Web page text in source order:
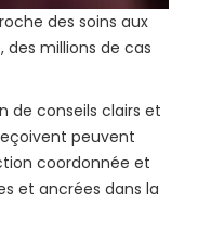
des soins aux
millions de cas
de conseils clairs et
peuvent
coordonnée et
et ancrées dans la